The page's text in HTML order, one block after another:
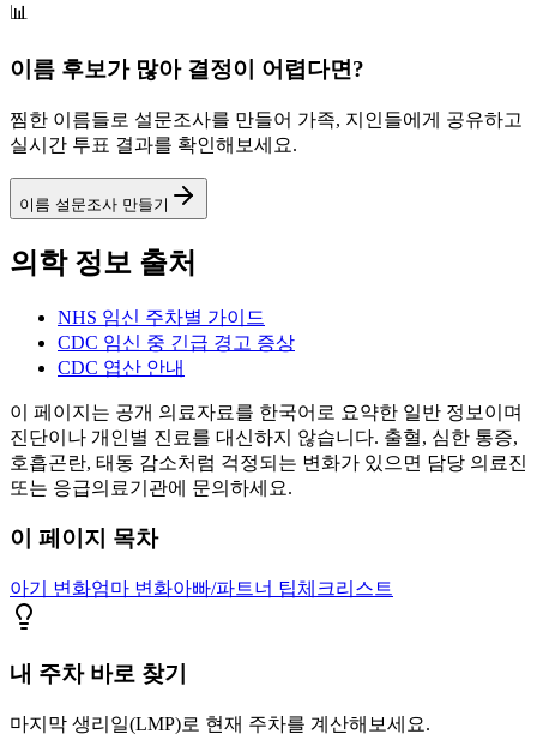
📊
이름 후보가 많아 결정이 어렵다면?
찜한 이름들로 설문조사를 만들어 가족, 지인들에게 공유하고
실시간 투표 결과를 확인해보세요.
이름 설문조사 만들기
의학 정보 출처
NHS 임신 주차별 가이드
CDC 임신 중 긴급 경고 증상
CDC 엽산 안내
이 페이지는 공개 의료자료를 한국어로 요약한 일반 정보이며
진단이나 개인별 진료를 대신하지 않습니다. 출혈, 심한 통증,
호흡곤란, 태동 감소처럼 걱정되는 변화가 있으면 담당 의료진
또는 응급의료기관에 문의하세요.
이 페이지 목차
아기 변화엄마 변화아빠/파트너 팁체크리스트
내 주차 바로 찾기
마지막 생리일(LMP)로 현재 주차를 계산해보세요.